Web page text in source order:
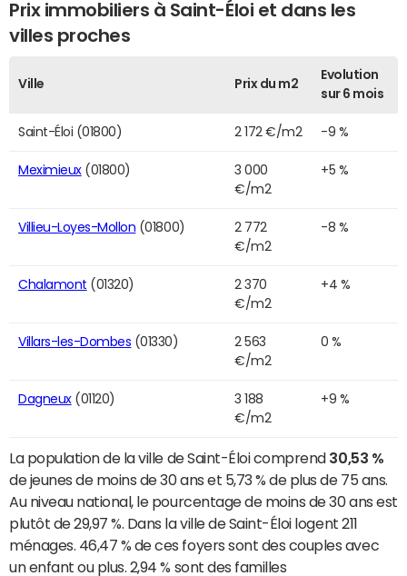
Prix immobiliers à Saint-Éloi et dans les
villes proches
Ville Prix du m2
Evolution
sur 6 mois
Saint-Éloi (01800) 2 172 €/m2 -9 %
Meximieux(01800)
3 000
€/m2
+5 %
Villieu-Loyes-Mollon (01800)
2 772
€/m2
-8 %
Chalamont (01320)
2 370
€/m2
+4 %
Villars-les-Dombes (01330)
2 563
€/m2
0 %
Dagneux(01120)
3 188
€/m2
+9 %
La population de la ville de Saint-Éloi comprend 30,53 %
de jeunes de moins de 30 ans et 5,73 % de plus de 75 ans.
Au niveau national, le pourcentage de moins de 30 ans est
plutôt de 29,97 %. Dans la ville de Saint-Éloi logent 211
ménages. 46,47 % de ces foyers sont des couples avec
un enfant ou plus. 2,94 % sont des familles